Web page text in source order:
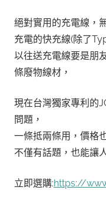
絕對實用的充電線，
充電的快充線(除了
以往送充電線要是朋
條廢物線材，
現在台灣獨家專利的
問題，
一條抵兩條用，價格
不僅有話題，也能讓
立即選購:https://